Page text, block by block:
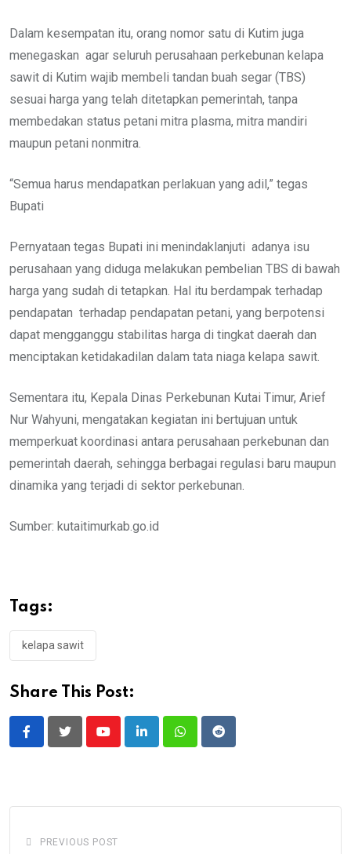
Dalam kesempatan itu, orang nomor satu di Kutim juga
menegaskan agar seluruh perusahaan perkebunan kelapa
sawit di Kutim wajib membeli tandan buah segar (TBS)
sesuai harga yang telah ditetapkan pemerintah, tanpa
membedakan status petani mitra plasma, mitra mandiri
maupun petani nonmitra.
“Semua harus mendapatkan perlakuan yang adil,” tegas
Bupati
Pernyataan tegas Bupati ini menindaklanjuti adanya isu
perusahaan yang diduga melakukan pembelian TBS di bawah
harga yang sudah di tetapkan. Hal itu berdampak terhadap
pendapatan terhadap pendapatan petani, yang berpotensi
dapat mengganggu stabilitas harga di tingkat daerah dan
menciptakan ketidakadilan dalam tata niaga kelapa sawit.
Sementara itu, Kepala Dinas Perkebunan Kutai Timur, Arief
Nur Wahyuni, mengatakan kegiatan ini bertujuan untuk
memperkuat koordinasi antara perusahaan perkebunan dan
pemerintah daerah, sehingga berbagai regulasi baru maupun
dinamika yang terjadi di sektor perkebunan.
Sumber: kutaitimurkab.go.id
Tags:
kelapa sawit
Share This Post:
YoutubeLinkedInWhatsappReddit
PREVIOUS POST